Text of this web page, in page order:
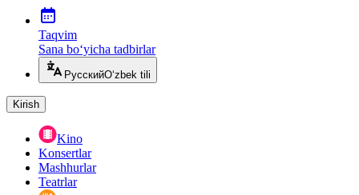
Taqvim
Sana bo‘yicha tadbirlar
РусскийO‘zbek tili
Kirish
Kino
Konsertlar
Mashhurlar
Teatrlar